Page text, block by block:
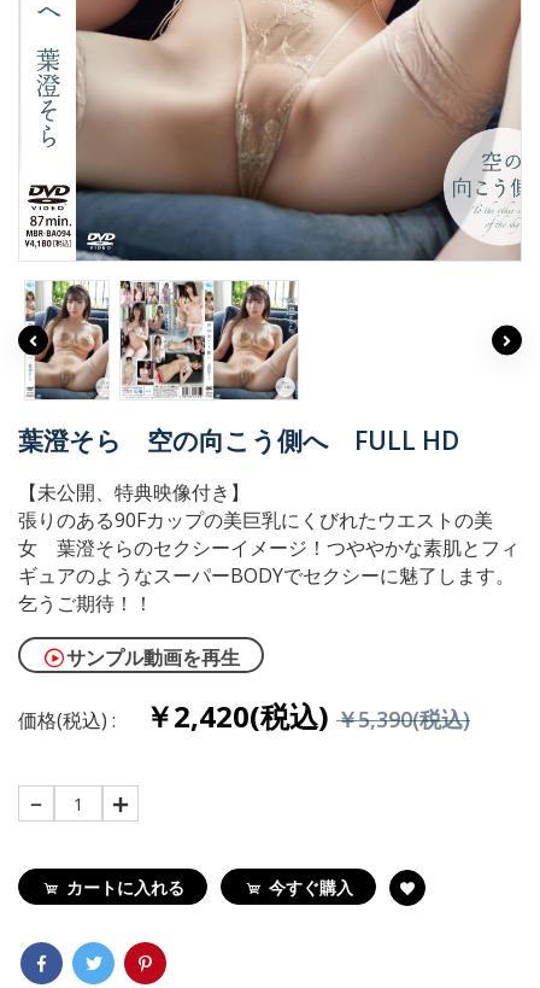
葉澄そら 空の向こう側へ FULL HD
【未公開、特典映像付き】
張りのある90Fカップの美巨乳にくびれたウエストの美
女 葉澄そらのセクシーイメージ！つややかな素肌とフィ
ギュアのようなスーパーBODYでセクシーに魅了します。
乞うご期待！！
サンプル動画を再生
価格(税込) : ￥2,420(税込) ￥5,390(税込)
1
カートに入れる 今すぐ購入